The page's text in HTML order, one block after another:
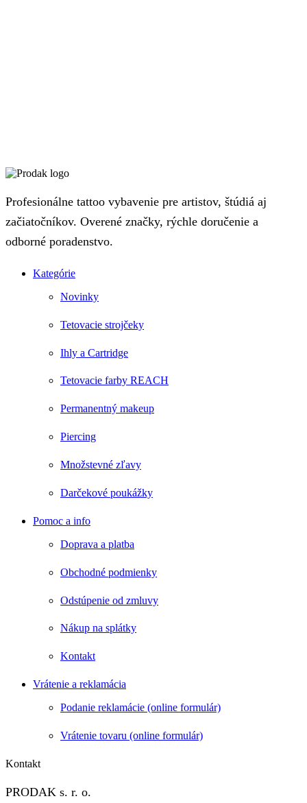
Profesionálne tattoo vybavenie pre artistov, štúdiá aj
začiatočníkov. Overené značky, rýchle doručenie a
odborné poradenstvo.
Kategórie
Novinky
Tetovacie strojčeky
Ihly a Cartridge
Tetovacie farby REACH
Permanentný makeup
Piercing
Množstevné zľavy
Darčekové poukážky
Pomoc a info
Doprava a platba
Obchodné podmienky
Odstúpenie od zmluvy
Nákup na splátky
Kontakt
Vrátenie a reklamácia
Podanie reklamácie (online formulár)
Vrátenie tovaru (online formulár)
Kontakt
PRODAK s. r. o.